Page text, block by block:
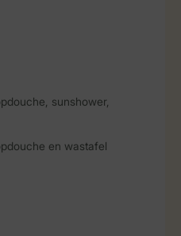
sunshower,
en wastafel